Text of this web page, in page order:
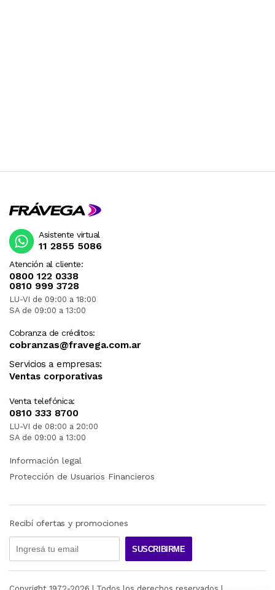
Atención al cliente:
0800 122 0338
0810 999 3728
LU-VI de 09:00 a 18:00
SA de 09:00 a 13:00
Cobranza de créditos:
cobranzas@fravega.com.ar
Servicios a empresas:
Ventas corporativas
Venta telefónica:
0810 333 8700
LU-VI de 08:00 a 20:00
SA de 09:00 a 13:00
Asistente virtual
11 2855 5086
Información legal
Protección de Usuarios Financieros
Recibí ofertas y promociones
SUSCRIBIRME